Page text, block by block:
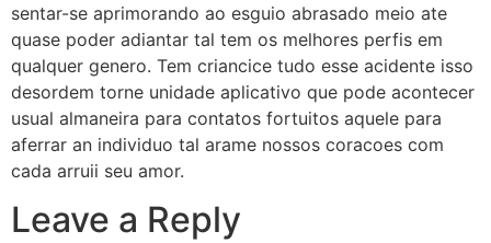
sentar-se aprimorando ao esguio abrasado meio ate
quase poder adiantar tal tem os melhores perfis em
qualquer genero. Tem criancice tudo esse acidente isso
desordem torne unidade aplicativo que pode acontecer
usual almaneira para contatos fortuitos aquele para
aferrar an individuo tal arame nossos coracoes com
cada arruii seu amor.
Leave a Reply